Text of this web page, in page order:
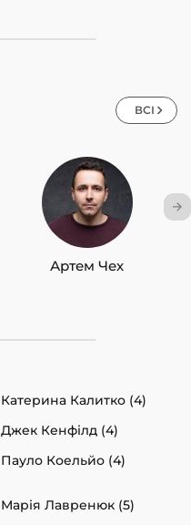
ВСІ
Артем Чех
Катерина Калитко (4)
Джек Кенфілд (4)
Пауло Коельйо (4)
Марія Лавренюк (5)